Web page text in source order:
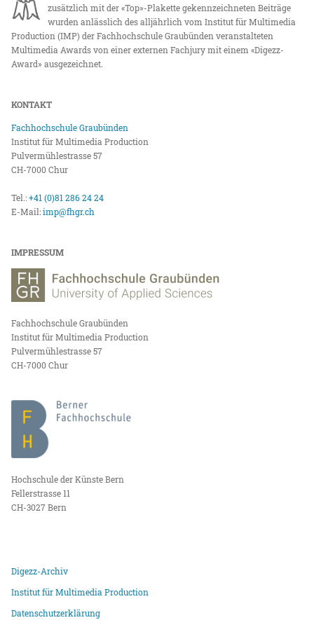
zusätzlich mit der «Top»-Plakette gekennzeichneten Beiträge
wurden anlässlich des alljährlich vom Institut für Multimedia
Production (IMP) der Fachhochschule Graubünden veranstalteten
Multimedia Awards von einer externen Fachjury mit einem «Digezz-
Award» ausgezeichnet.
KONTAKT
Fachhochschule Graubünden
Institut für Multimedia Production
Pulvermühlestrasse 57
CH-7000 Chur
Tel.:+41 (0)81 286 24 24
E-Mail:imp@fhgr.ch
IMPRESSUM
Fachhochschule Graubünden
Institut für Multimedia Production
Pulvermühlestrasse 57
CH-7000 Chur
Hochschule der Künste Bern
Fellerstrasse 11
CH-3027 Bern
Digezz-Archiv
Institut für Multimedia Production
Datenschutzerklärung